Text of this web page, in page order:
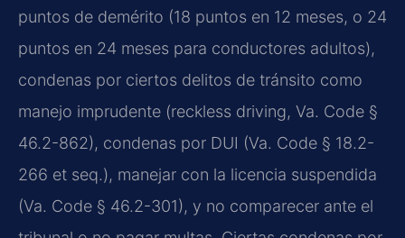
puntos de demérito (18 puntos en 12 meses, o 24
puntos en 24 meses para conductores adultos),
condenas por ciertos delitos de tránsito como
manejo imprudente (reckless driving, Va. Code §
46.2-862), condenas por DUI (Va. Code § 18.2-
266 et seq.), manejar con la licencia suspendida
(Va. Code § 46.2-301), y no comparecer ante el